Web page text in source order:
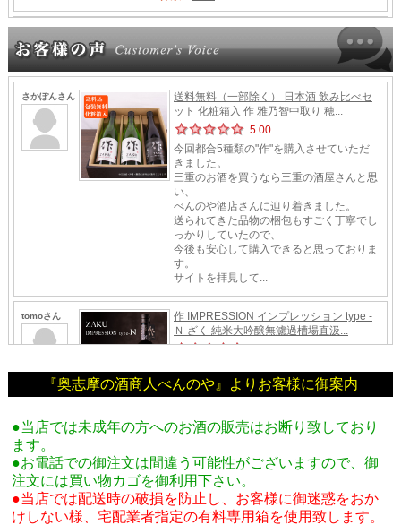
『奥志摩の酒商人べんのや』よりお客様に御案内
●当店では未成年の方へのお酒の販売はお断り致しており
ます。
●お電話での御注文は間違う可能性がございますので、御
注文には買い物カゴを御利用下さい。
●当店では配送時の破損を防止し、お客様に御迷惑をおか
けしない様、宅配業者指定の有料専用箱を使用致します。